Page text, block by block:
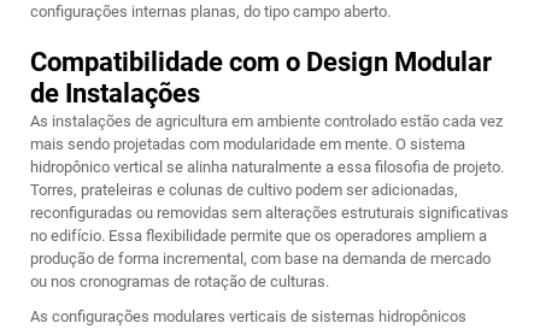
configurações internas planas, do tipo campo aberto.
Compatibilidade com o Design Modular
de Instalações
As instalações de agricultura em ambiente controlado estão cada vez
mais sendo projetadas com modularidade em mente. O sistema
hidropônico vertical se alinha naturalmente a essa filosofia de projeto.
Torres, prateleiras e colunas de cultivo podem ser adicionadas,
reconfiguradas ou removidas sem alterações estruturais significativas
no edifício. Essa flexibilidade permite que os operadores ampliem a
produção de forma incremental, com base na demanda de mercado
ou nos cronogramas de rotação de culturas.
As configurações modulares verticais de sistemas hidropônicos